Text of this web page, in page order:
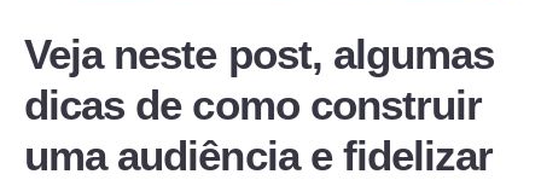
Veja neste post, algumas
dicas de como construir
uma audiência e fidelizar